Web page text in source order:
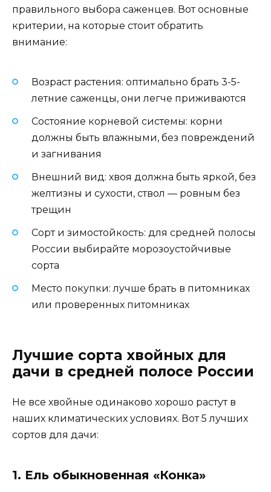
правильного выбора саженцев. Вот основные
критерии, на которые стоит обратить
внимание:
Возраст растения: оптимально брать 3-5-
летние саженцы, они легче приживаются
Состояние корневой системы: корни
должны быть влажными, без повреждений
и загнивания
Внешний вид: хвоя должна быть яркой, без
желтизны и сухости, ствол — ровным без
трещин
Сорт и зимостойкость: для средней полосы
России выбирайте морозоустойчивые
сорта
Место покупки: лучше брать в питомниках
или проверенных питомниках
Лучшие сорта хвойных для
дачи в средней полосе России
Не все хвойные одинаково хорошо растут в
наших климатических условиях. Вот 5 лучших
сортов для дачи:
1. Ель обыкновенная «Конка»